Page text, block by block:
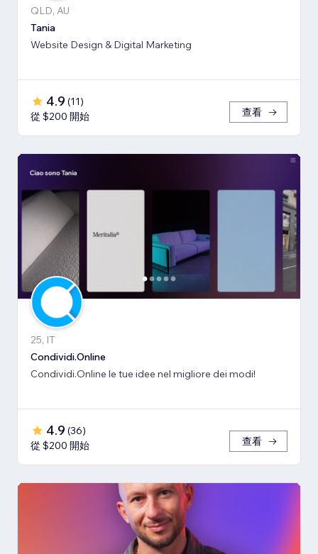
QLD, AU
Tania
Website Design & Digital Marketing
4.9 (11)
從 $200 開始
查看
25, IT
Condividi.Online
Condividi.Online le tue idee nel migliore dei modi!
4.9 (36)
從 $200 開始
查看